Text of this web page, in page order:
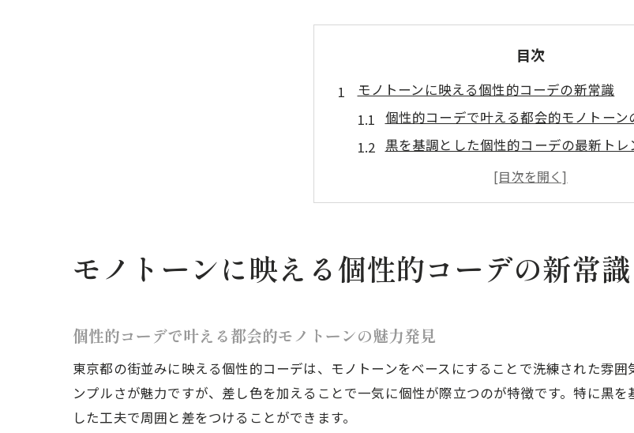
目次
モノトーンに映える個性的コーデの新常識
個性的コーデで叶える都会的モノトーン
黒を基調とした個性的コーデの最新トレ
ブランドに頼らない個性的コーデのモノ
服選びで差がつく個性的コーデの実践ヒ
差し色を活かす東京都流コーデテクニック
個性的コーデを際立たせる差し色の入れ
黒を基調とした服×差し色で作る個性的
個性的コーデを格上げする小物の差し色
バヤコ流に学ぶ個性的コーデの差し色ポ
モノトーンに映える個性的コーデの新常識
個性的コーデで叶える都会的モノトーンの魅力発見
東京都の街並みに映える個性的コーデは、モノトーンをベースにすることで洗練された雰
ンプルさが魅力ですが、差し色を加えることで一気に個性が際立つのが特徴です。特に黒
した工夫で周囲と差をつけることができます。